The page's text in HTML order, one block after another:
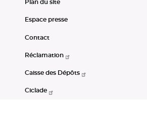
Plan du site
Espace presse
Contact
Réclamation
Caisse des Dépôts
Ciclade